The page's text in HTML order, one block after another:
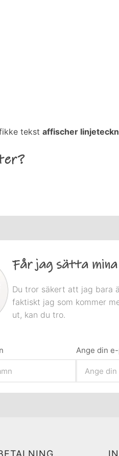
tekst affischer
Får jag sätta mina
Du tror säkert att jag bara
faktiskt jag som kommer
ut, kan du tro.
Ange din